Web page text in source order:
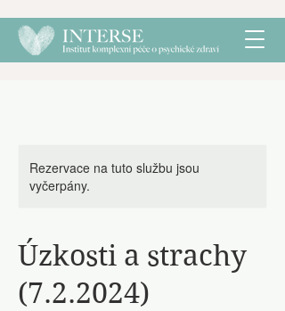
Rezervace na tuto službu jsou
vyčerpány.
Úzkosti a strachy
(7.2.2024)